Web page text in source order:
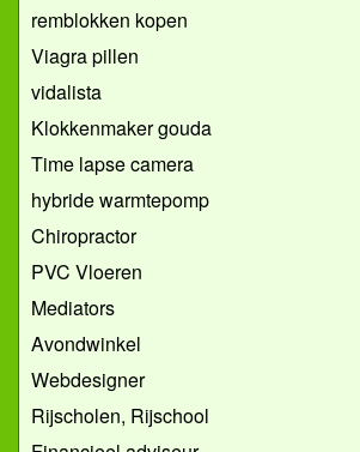
remblokken kopen
Viagra pillen
vidalista
Klokkenmaker gouda
Time lapse camera
hybride warmtepomp
Chiropractor
PVC Vloeren
Mediators
Avondwinkel
Webdesigner
Rijscholen, Rijschool